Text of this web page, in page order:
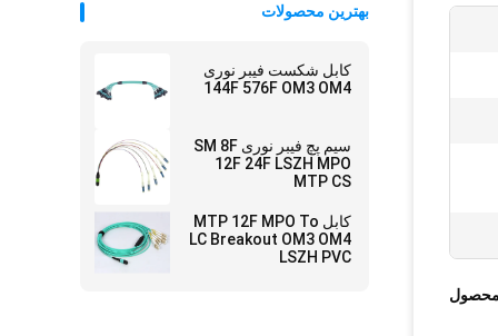
بهترین محصولات
کابل شکست فیبر نوری
144F 576F OM3 OM4
سیم پچ فیبر نوری SM 8F
12F 24F LSZH MPO
MTP CS
کابل MTP 12F MPO To
LC Breakout OM3 OM4
LSZH PVC